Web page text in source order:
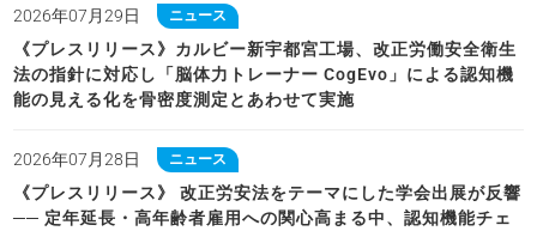
2026年07月29日 ニュース
《プレスリリース》カルビー新宇都宮工場、改正労働安全衛生
法の指針に対応し「脳体力トレーナー CogEvo」による認知機
能の見える化を骨密度測定とあわせて実施
2026年07月28日 ニュース
《プレスリリース》 改正労安法をテーマにした学会出展が反響
── 定年延長・高年齢者雇用への関心高まる中、認知機能チェ